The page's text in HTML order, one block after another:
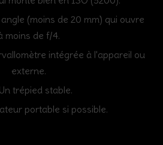
(moins de 20 mm) qui ouvre
moins de f/4.
intégrée à l'appareil ou
externe.
Un trépied stable.
portable si possible.